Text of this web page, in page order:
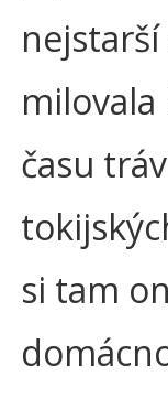
času
si tam